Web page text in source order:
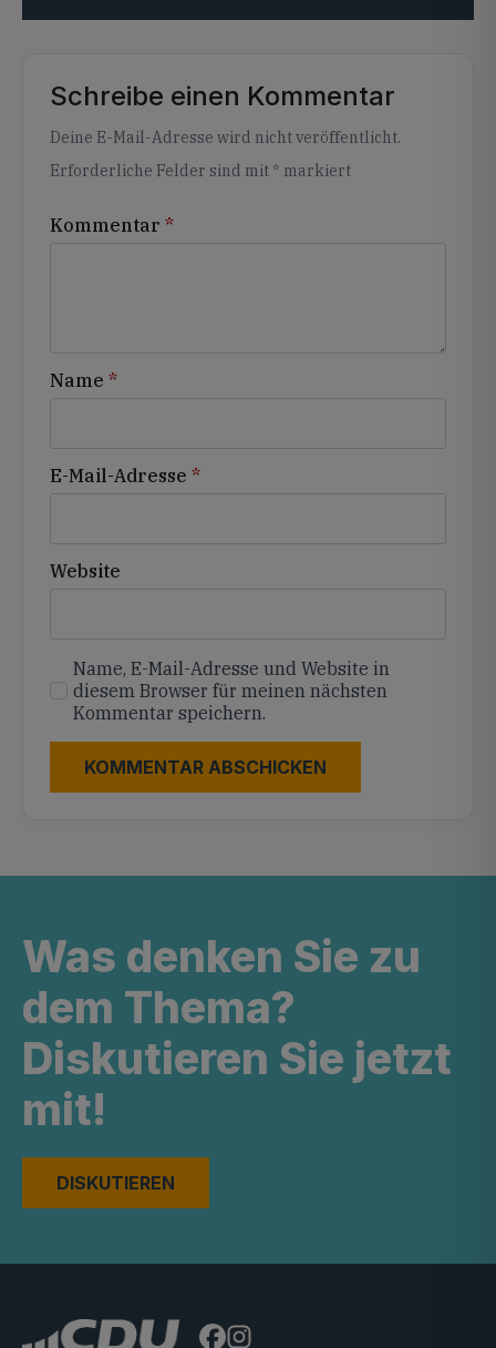
Schreibe einen Kommentar
Deine E-Mail-Adresse wird nicht veröffentlicht.
Erforderliche Felder sind mit * markiert
Kommentar *
Name *
E-Mail-Adresse *
Website
Name, E-Mail-Adresse und Website in
diesem Browser für meinen nächsten
Kommentar speichern.
Alternative:
Was denken Sie zu
dem Thema?
Diskutieren Sie jetzt
mit!
DISKUTIEREN